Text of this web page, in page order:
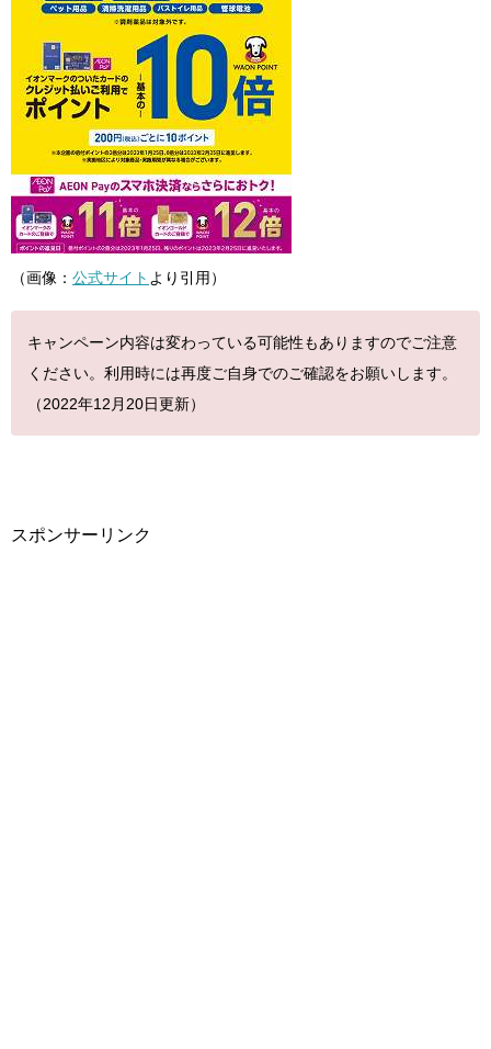
（画像： 公式サイト より引用）
キャンペーン内容は変わっている可能性もありますのでご注意
ください。利用時には再度ご自身でのご確認をお願いします。
（2022年12月20日更新）
スポンサーリンク